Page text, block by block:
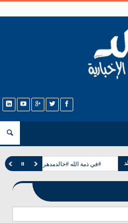
#في ذمة الله #خالدمدهر مرعي الخالدي